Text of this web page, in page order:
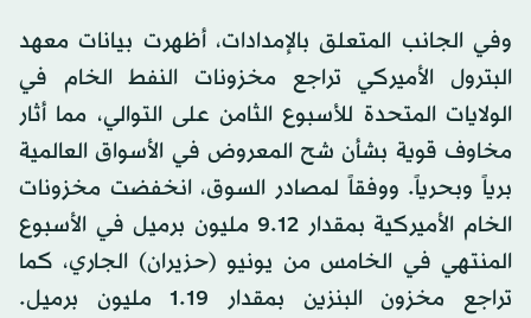
وفي الجانب المتعلق بالإمدادات، أظهرت بيانات معهد
البترول الأميركي تراجع مخزونات النفط الخام في
الولايات المتحدة للأسبوع الثامن على التوالي، مما أثار
مخاوف قوية بشأن شح المعروض في الأسواق العالمية
برياً وبحرياً. ووفقاً لمصادر السوق، انخفضت مخزونات
الخام الأميركية بمقدار 9.12 مليون برميل في الأسبوع
المنتهي في الخامس من يونيو (حزيران) الجاري، كما
تراجع مخزون البنزين بمقدار 1.19 مليون برميل.